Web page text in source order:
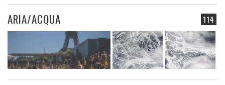
114
ARIA/ACQUA